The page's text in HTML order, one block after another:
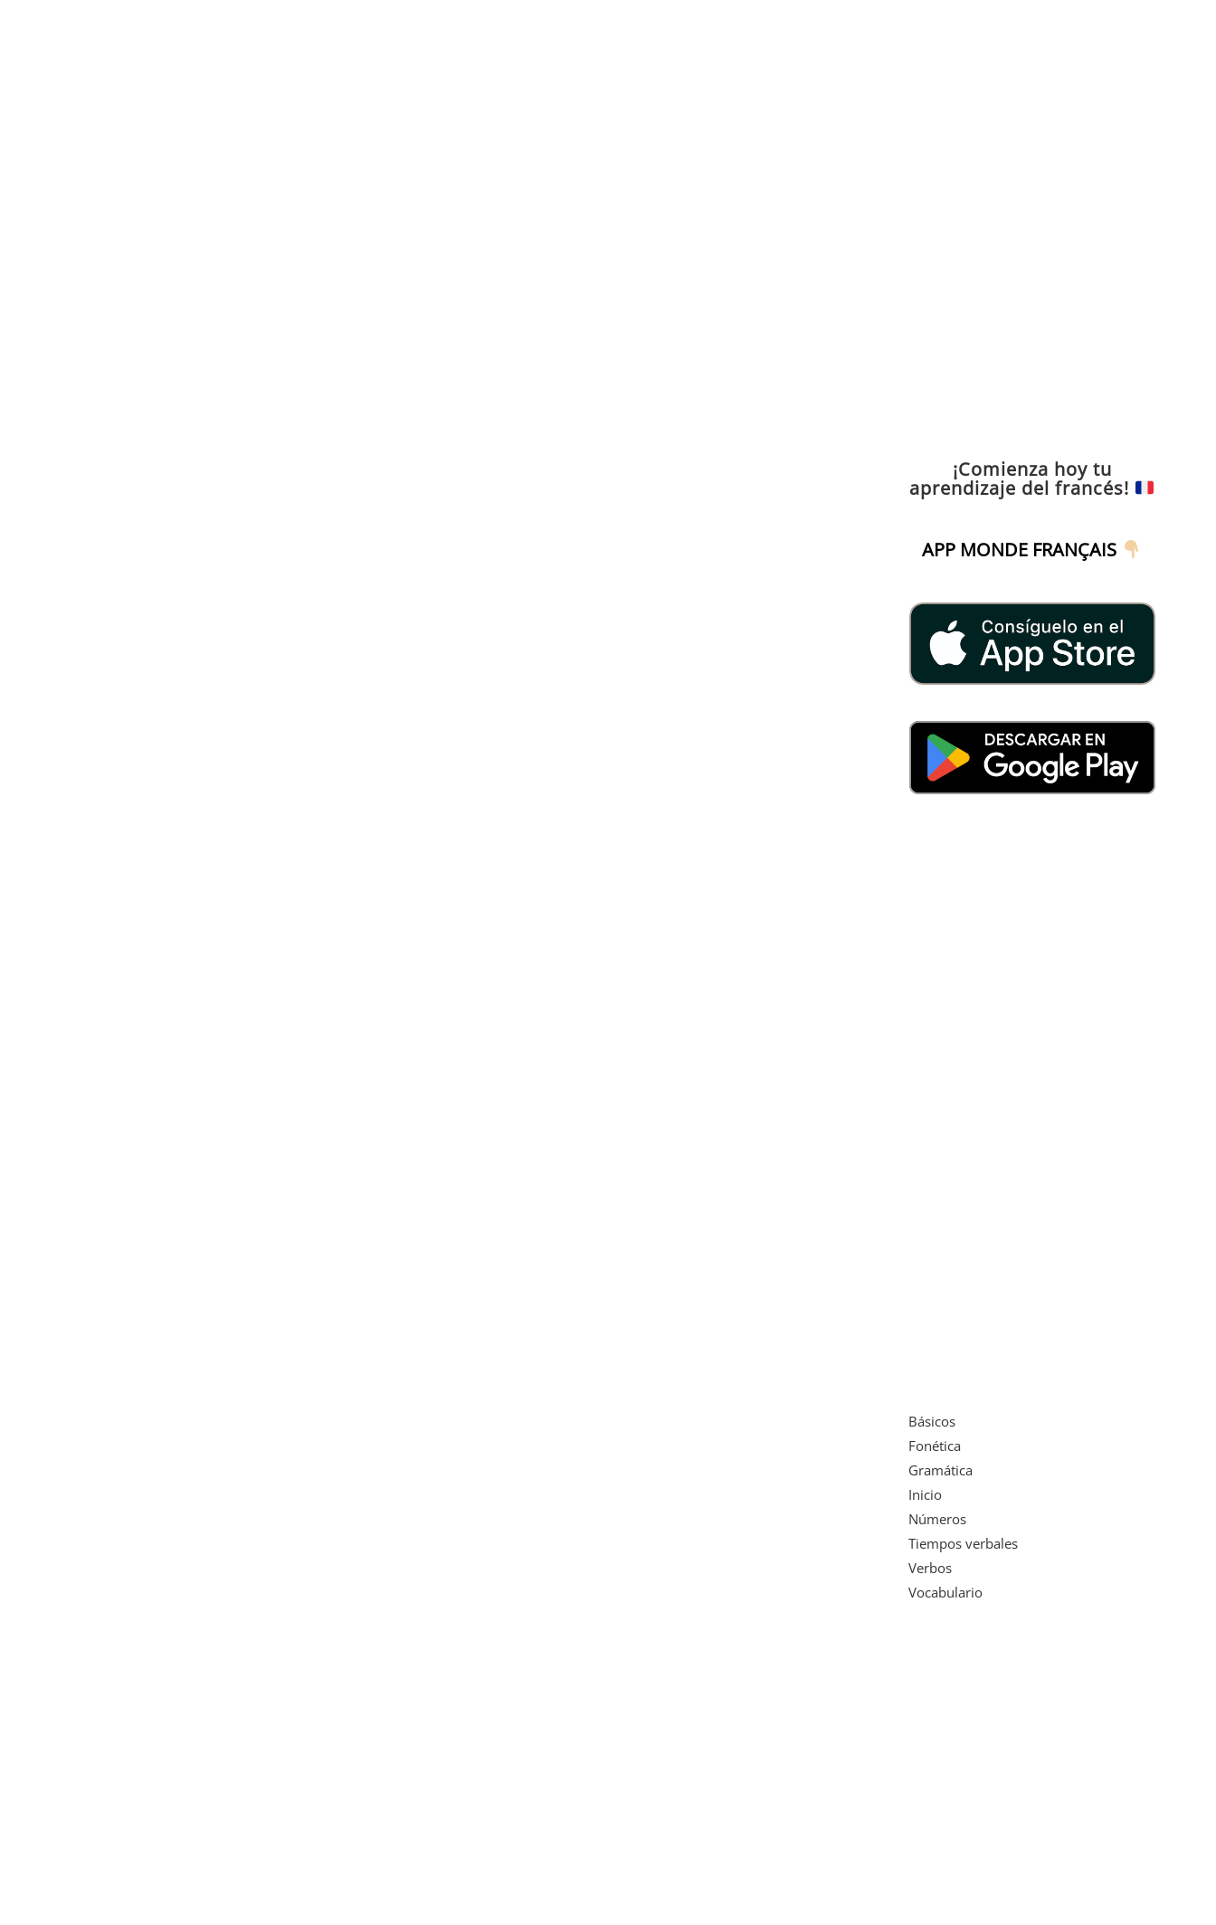
¡Comienza hoy tu
aprendizaje del francés!
APP MONDE FRANÇAIS
Básicos
Fonética
Gramática
Inicio
Números
Tiempos verbales
Verbos
Vocabulario